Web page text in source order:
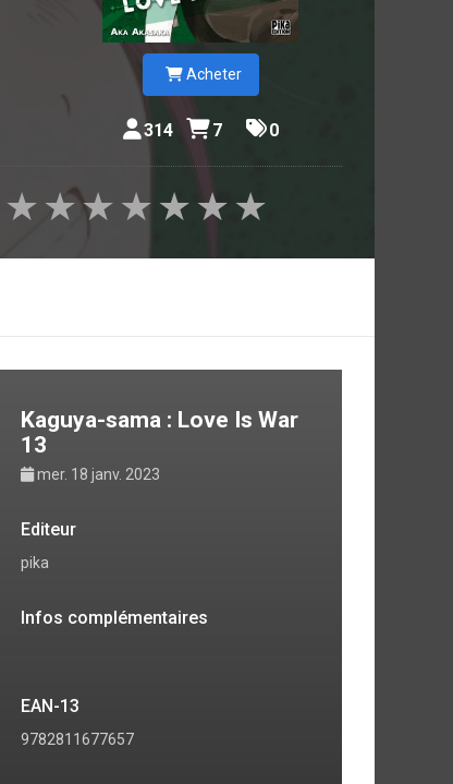
Acheter
314 7 0
★
★
★
★
★
★
★
Kaguya-sama : Love Is War
13
mer. 18 janv. 2023
Editeur
pika
Infos complémentaires
EAN-13
9782811677657